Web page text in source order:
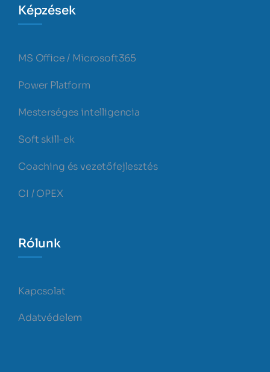
Képzések
MS Office / Microsoft365
Power Platform
Mesterséges intelligencia
Soft skill-ek
Coaching és vezetőfejlesztés
CI / OPEX
Rólunk
Kapcsolat
Adatvédelem